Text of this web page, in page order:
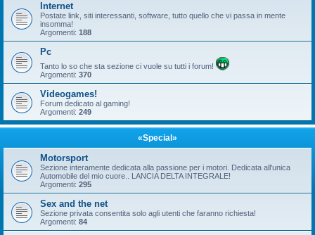
Internet
Postate link, siti interessanti, software, tutto quello che vi passa in mente
insomma!
Argomenti: 188
Pc
Tanto lo so che sta sezione ci vuole su tutti i forum!
Argomenti: 370
Videogames!
Forum dedicato al gaming!
Argomenti: 249
«Special»
Motorsport
Sezione interamente dedicata alla passione per i motori. Dedicata all'unica
Automobile del mio cuore.. LANCIA DELTA INTEGRALE!
Argomenti: 295
Sex and the net
Sezione privata consentita solo agli utenti che faranno richiesta!
Argomenti: 84